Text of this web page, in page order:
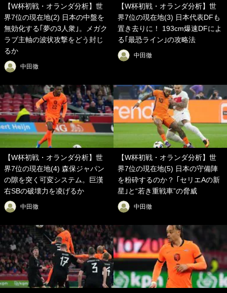
【W杯初戦・オランダ分析】世
界7位の現在地(2) 日本の中盤を
無効化する｢夢の3人衆｣。メガク
ラブ主軸の波状攻撃をどう封じ
るか
中田徹
【W杯初戦・オランダ分析】世
界7位の現在地(3) 日本代表DFも
置き去りに！ 193cm爆速DFによ
る｢最恐ライン｣の攻略法
中田徹
【W杯初戦・オランダ分析】世
界7位の現在地(4) 森保ジャパン
の隙を突く可変システム。巨漢
右SBの破壊力を凌げるか
中田徹
【W杯初戦・オランダ分析】世
界7位の現在地(5) 日本の守備陣
を粉砕するのか？ ｢セリエAの新
星｣と“若き重戦車”の脅威
中田徹